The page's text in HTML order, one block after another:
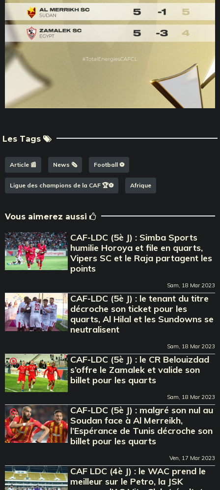
Les Tags
Article 📰 News 🗞️ Football ⚽️
Ligue des champions de la CAF 🏆⚽️ Afrique
Vous aimerez aussi
CAF-LDC (5è J) : Simba Sports
humilie Horoya et file en quarts,
Vipers SC et le Raja partagent les
points
Sam, 18 Mar 2023
CAF-LDC (5è J) : le tenant du titre
décroche son ticket pour les
quarts, Al Hilal et les Sundowns se
neutralisent
Sam, 18 Mar 2023
CAF-LDC (5è J) : le CR Belouizdad
s’offre le Zamalek et valide son
billet pour les quarts
Sam, 18 Mar 2023
CAF-LDC (5è J) : malgré son nul au
Soudan face à Al Merreikh,
l’Espérance de Tunis décroche son
billet pour les quarts
Ven, 17 Mar 2023
CAF LDC (4è J) : le WAC prend le
meilleur sur le Petro, la JSK